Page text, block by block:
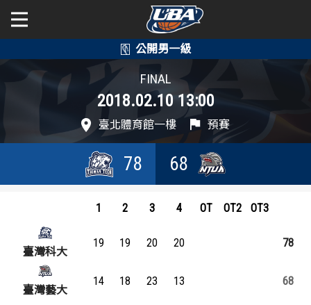
公開男一級
學年度
賽事資訊
戰績排行
球隊資訊
選手資訊
數據統計
公開女一級
學年度
賽事資訊
戰績排行
球隊資訊
選手資訊
數據統計
FINAL
2018.02.10 13:00
臺北體育館一樓 預賽
78 68
1 2 3 4 OT OT2 OT3
臺灣科大
19 19 20 20 78
68
14 18 23 13
臺灣藝大